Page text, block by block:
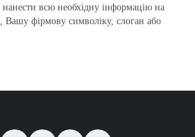
всю необхідну інформацію на
Вашу фірмову символіку, слоган або